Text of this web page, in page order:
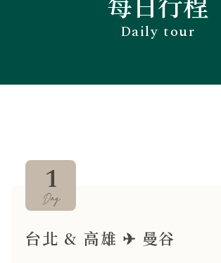
Daily tour
台北 & 高雄 ✈ 曼谷
1
Day